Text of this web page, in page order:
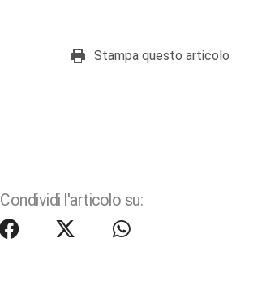
Stampa questo articolo
Condividi l'articolo su: